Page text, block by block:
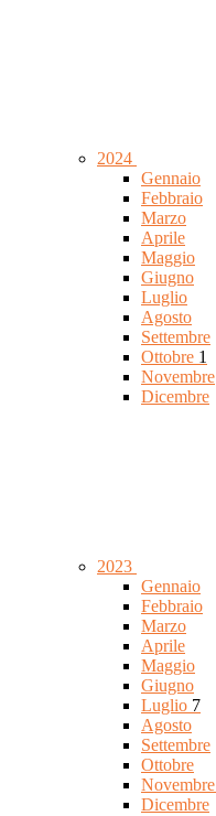
2024
Gennaio
Febbraio
Marzo
Aprile
Maggio
Giugno
Luglio
Agosto
Settembre
Ottobre 1
Novembre
Dicembre
2023
Gennaio
Febbraio
Marzo
Aprile
Maggio
Giugno
Luglio 7
Agosto
Settembre
Ottobre
Novembre
Dicembre